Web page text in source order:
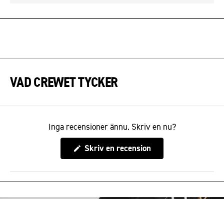
VAD CREWET TYCKER
Inga recensioner ännu. Skriv en nu?
Skriv en recension
nytt
fönster)